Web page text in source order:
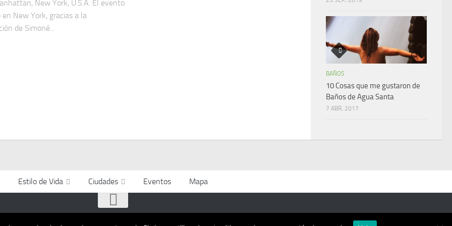
New York, U.S.A. El evento
en New York, gracias a la
de Simoné...
BAÑOS
10 Cosas que me gustaron de
Baños de Agua Santa
7 ABR, 2017
Estilo de Vida Ciudades Eventos Mapa